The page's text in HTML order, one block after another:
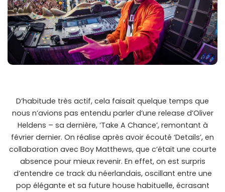
D’habitude très actif, cela faisait quelque temps que
nous n’avions pas entendu parler d’une release d’Oliver
Heldens – sa dernière, ‘Take A Chance’, remontant à
février dernier. On réalise après avoir écouté ‘Details’, en
collaboration avec Boy Matthews, que c’était une courte
absence pour mieux revenir. En effet, on est surpris
d’entendre ce track du néerlandais, oscillant entre une
pop élégante et sa future house habituelle, écrasant